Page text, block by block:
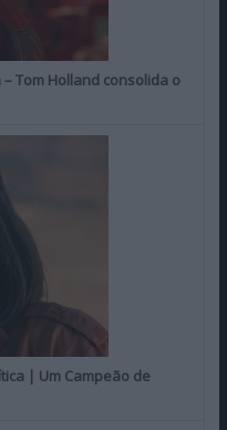
Tom Holland consolida o
| Um Campeão de